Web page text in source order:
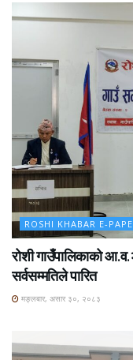
ROSHI KHABAR E-
रोशी गाउँपालिकाको
सर्वसम्मतिले पारित
मङ्लबार, असार ३०, २०८३